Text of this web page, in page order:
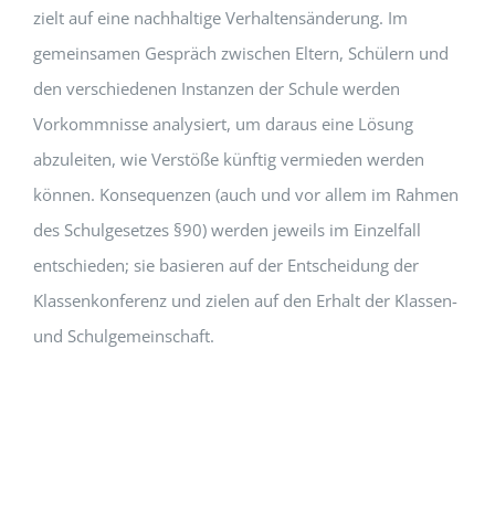
zielt auf eine nachhaltige Verhaltensänderung. Im
gemeinsamen Gespräch zwischen Eltern, Schülern und
den verschiedenen Instanzen der Schule werden
Vorkommnisse analysiert, um daraus eine Lösung
abzuleiten, wie Verstöße künftig vermieden werden
können. Konsequenzen (auch und vor allem im Rahmen
des Schulgesetzes §90) werden jeweils im Einzelfall
entschieden; sie basieren auf der Entscheidung der
Klassenkonferenz und zielen auf den Erhalt der Klassen-
und Schulgemeinschaft.